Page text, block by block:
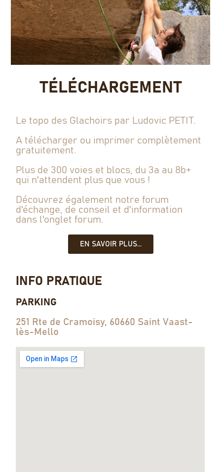
TÉLÉCHARGEMENT
Le topo des Glachoirs par Ludovic PETIT.
A télécharger ou imprimer complètement
gratuitement.
Plus de 300 voies et blocs, du 3a au 8b+
qui n'attendent plus que vous !
Découvrez également notre forum
d'échange, de conseil et d'information
dans l'onglet forum.
EN SAVOIR PLUS...
INFO PRATIQUE
PARKING
251 Rte de Cramoisy, 60660 Saint Vaast-
lès-Mello